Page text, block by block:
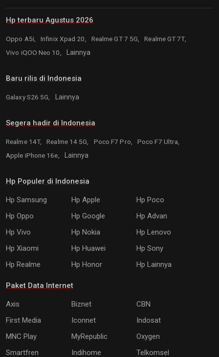
Hp terbaru Agustus 2026
Oppo A5i, Infinix Xpad 20, Realme GT 7 5G,
Realme GT 7T,
Vivo iQOO Neo 10,
Lainnya
Baru rilis di Indonesia
Galaxy S26 5G, Lainnya
Segera hadir di Indonesia
Realme 14T, Realme 14 5G, Poco F7 Pro,
Poco F7 Ultra,
Apple iPhone 16e,
Lainnya
Hp Populer di Indonesia
Hp Samsung Hp Apple
Hp Poco
Hp Oppo
Hp Google
Hp Advan
Hp Vivo
Hp Nokia
Hp Lenovo
Hp Xiaomi
Hp Huawei
Hp Sony
Hp Realme
Hp Honor Hp Lainnya
Paket Data Internet
Axis Biznet
CBN
First Media
Iconnet
Indosat
MNC Play
MyRepublic
Oxygen
Smartfren
Indihome Telkomsel